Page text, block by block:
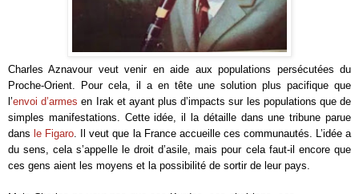
Charles Aznavour veut venir en aide aux populations persécutées du
Proche-Orient. Pour cela, il a en tête une solution plus pacifique que
l’envoi d’armes en Irak et ayant plus d’impacts sur les populations que de
simples manifestations. Cette idée, il la détaille dans une tribune parue
dans le Figaro . Il veut que la France accueille ces communautés. L’idée a
du sens, cela s’appelle le droit d’asile, mais pour cela faut-il encore que
ces gens aient les moyens et la possibilité de sortir de leur pays.